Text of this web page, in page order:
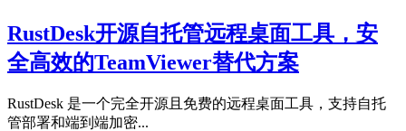
RustDesk开源自托管远程桌面工具，安
全高效的TeamViewer替代方案
RustDesk 是一个完全开源且免费的远程桌面工具，支持自托
管部署和端到端加密...